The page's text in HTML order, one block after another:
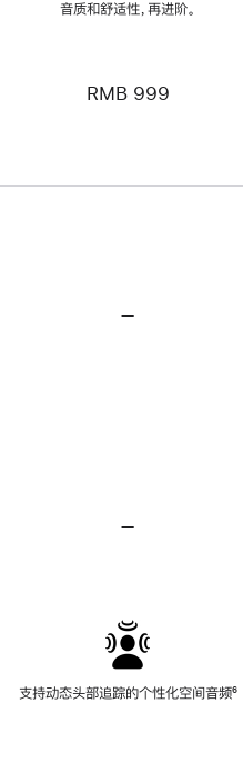
音质和舒适性，再进阶。
RMB 999
—
—
适
应
音
频
支持动态头部追踪的个性化空间音频脚
⁶